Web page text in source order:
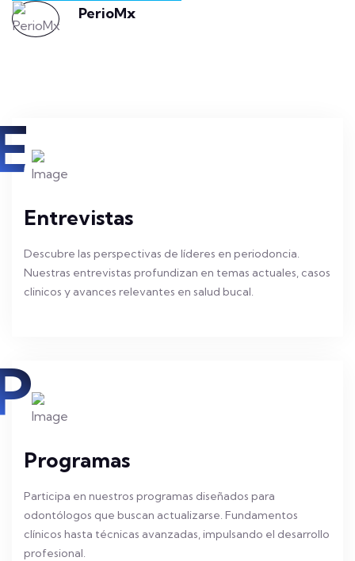
PerioMx
Entrevistas
Descubre las perspectivas de líderes en periodoncia.
Nuestras entrevistas profundizan en temas actuales, casos
clinicos y avances relevantes en salud bucal.
Programas
Participa en nuestros programas diseñados para
odontólogos que buscan actualizarse. Fundamentos
clínicos hasta técnicas avanzadas, impulsando el desarrollo
profesional.